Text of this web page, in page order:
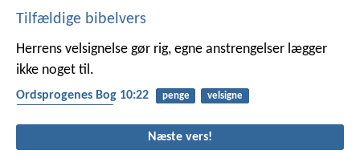
Tilfældige bibelvers
Herrens velsignelse gør rig, egne anstrengelser lægger
ikke noget til.
Ordsprogenes Bog 10:22 penge
velsigne
Næste vers!